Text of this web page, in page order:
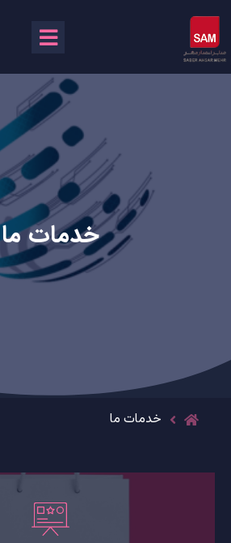
خدمات ما
خدمات ما